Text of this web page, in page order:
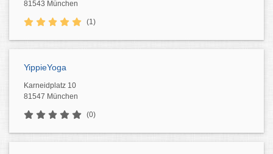
81543 München
(1)
YippieYoga
Karneidplatz 10
81547 München
(0)